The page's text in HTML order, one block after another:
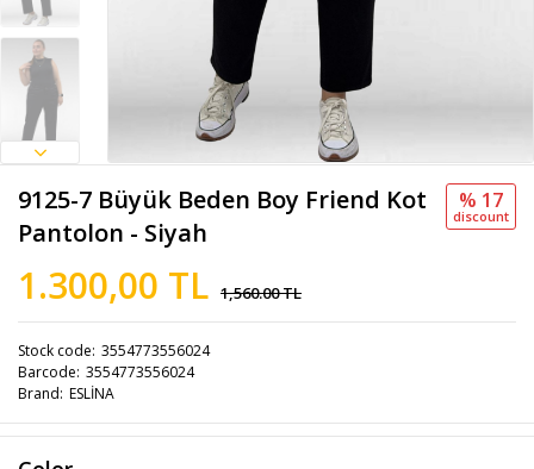
9125-7 Büyük Beden Boy Friend Kot
Pantolon - Siyah
1.300,00 TL 1,560.00 TL
% 17
discount
Stock code 3554773556024
Barcode 3554773556024
Brand ESLİNA